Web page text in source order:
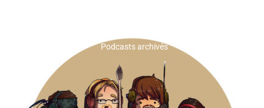
Podcasts archivés